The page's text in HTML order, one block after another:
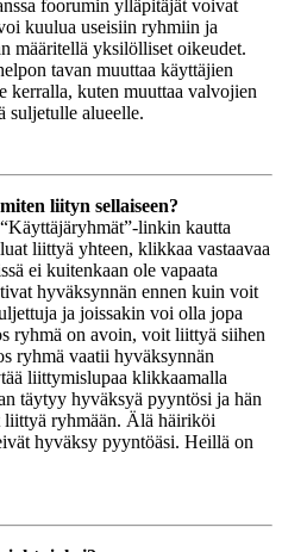
foorumin ylläpitäjät voivat
kuulua useisiin ryhmiin ja
määritellä yksilölliset oikeudet.
tavan muuttaa käyttäjien
kerralla, kuten muuttaa valvojien
suljetulle alueelle.
liityn sellaiseen?
linkin kautta
liittyä yhteen, klikkaa vastaavaa
ei kuitenkaan ole vapaata
hyväksynnän ennen kuin voit
ja joissakin voi olla jopa
ryhmä on avoin, voit liittyä siihen
ryhmä vaatii hyväksynnän
liittymislupaa klikkaamalla
täytyy hyväksyä pyyntösi ja hän
liittyä ryhmään. Älä häiriköi
hyväksy pyyntöäsi. Heillä on